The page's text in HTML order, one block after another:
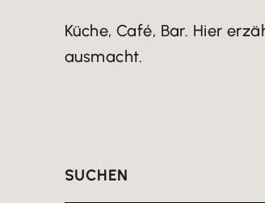
Küche, Café, Bar. Hier
ausmacht.
SUCHEN